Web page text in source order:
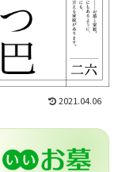
2021.04.06